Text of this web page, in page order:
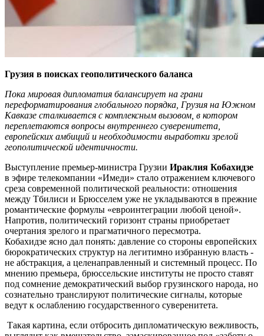
Грузия в поисках геополитического баланса
Пока мировая дипломатия балансирует на грани
переформатирования глобального порядка, Грузия на Южном
Кавказе сталкивается с комплексным вызовом, в котором
переплетаются вопросы внутреннего суверенитета,
европейских амбиций и необходимости выработки зрелой
геополитической идентичности.
Выступление премьер-министра Грузии Ираклия Кобахидзе
в эфире телекомпании «Имеди» стало отражением ключевого
среза современной политической реальности: отношения
между Тбилиси и Брюсселем уже не укладываются в прежние
романтические формулы «евроинтеграции любой ценой».
Напротив, политический горизонт страны приобретает
очертания зрелого и прагматичного пересмотра.
Кобахидзе ясно дал понять: давление со стороны европейских
бюрократических структур на легитимно избранную власть -
не абстракция, а целенаправленный и системный процесс. По
мнению премьера, брюссельские институты не просто ставят
под сомнение демократический выбор грузинского народа, но
сознательно транслируют политические сигналы, которые
ведут к ослаблению государственного суверенитета.
Такая картина, если отбросить дипломатическую вежливость,